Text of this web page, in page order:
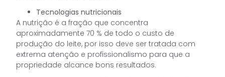
Tecnologias nutricionais
A nutrição é a fração que concentra
aproximadamente 70 % de todo o custo de
produção do leite, por isso deve ser tratada com
extrema atenção e profissionalismo para que a
propriedade alcance bons resultados.